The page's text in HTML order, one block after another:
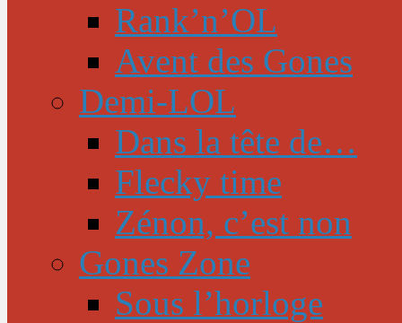
Rank’n’OL
Avent des Gones
Demi-LOL
Dans la tête de…
Flecky time
Zénon, c’est non
Gones Zone
Sous l’horloge